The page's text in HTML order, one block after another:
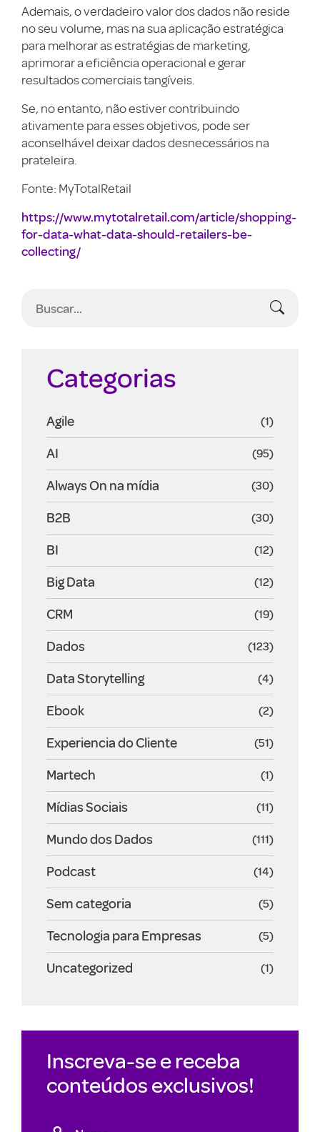
Ademais, o verdadeiro valor dos dados não reside
no seu volume, mas na sua aplicação estratégica
para melhorar as estratégias de marketing,
aprimorar a eficiência operacional e gerar
resultados comerciais tangíveis.
Se, no entanto, não estiver contribuindo
ativamente para esses objetivos, pode ser
aconselhável deixar dados desnecessários na
prateleira.
Fonte: MyTotalRetail
https://www.mytotalretail.com/article/shopping-
for-data-what-data-should-retailers-be-
collecting/
Categorias
Agile (1)
AI (95)
Always On na mídia (30)
B2B (30)
BI (12)
Big Data (12)
CRM (19)
Dados (123)
Data Storytelling (4)
Ebook (2)
Experiencia do Cliente (51)
Martech (1)
Mídias Sociais (11)
Mundo dos Dados (111)
Podcast (14)
Sem categoria (5)
Tecnologia para Empresas (5)
Uncategorized (1)
Inscreva-se e receba
conteúdos exclusivos!